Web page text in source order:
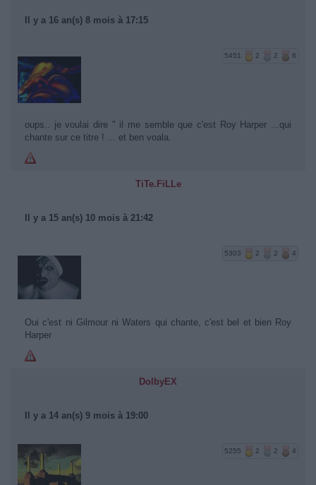
Il y a 16 an(s) 8 mois à 17:15
5451 2 2 6
oups.. je voulai dire " il me semble que c'est Roy Harper ...qui
chante sur ce titre ! ... et ben voala.
TiTe.FiLLe
Il y a 15 an(s) 10 mois à 21:42
5303 2 2 4
Oui c'est ni Gilmour ni Waters qui chante, c'est bel et bien Roy
Harper
DolbyEX
Il y a 14 an(s) 9 mois à 19:00
5255 2 2 4